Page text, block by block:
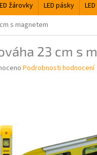
žárovky LED pásky
s magnetem
23 cm s
Podrobnosti hodnocení